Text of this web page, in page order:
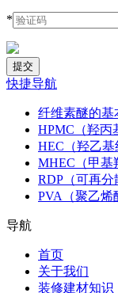
*
快捷导航
纤维素醚的基
HPMC（羟丙
HEC（羟乙基
MHEC（甲基
RDP（可再分
PVA（聚乙烯
导航
首页
关于我们
装修建材知识